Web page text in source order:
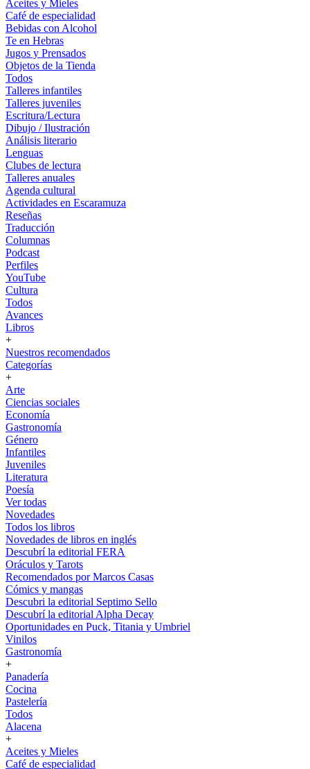
Aceites y Mieles
Café de especialidad
Bebidas con Alcohol
Te en Hebras
Jugos y Prensados
Objetos de la Tienda
Todos
Talleres infantiles
Talleres juveniles
Escritura/Lectura
Dibujo / Ilustración
Análisis literario
Lenguas
Clubes de lectura
Talleres anuales
Agenda cultural
Actividades en Escaramuza
Reseñas
Traducción
Columnas
Podcast
Perfiles
YouTube
Cultura
Todos
Avances
Libros
+
Nuestros recomendados
Categorías
+
Arte
Ciencias sociales
Economía
Gastronomía
Género
Infantiles
Juveniles
Literatura
Poesía
Ver todas
Novedades
Todos los libros
Novedades de libros en inglés
Descubrí la editorial FERA
Oráculos y Tarots
Recomendados por Marcos Casas
Cómics y mangas
Descubri la editorial Septimo Sello
Descubrí la editorial Alpha Decay
Oportunidades en Puck, Titania y Umbriel
Vinilos
Gastronomía
+
Panadería
Cocina
Pastelería
Todos
Alacena
+
Aceites y Mieles
Café de especialidad